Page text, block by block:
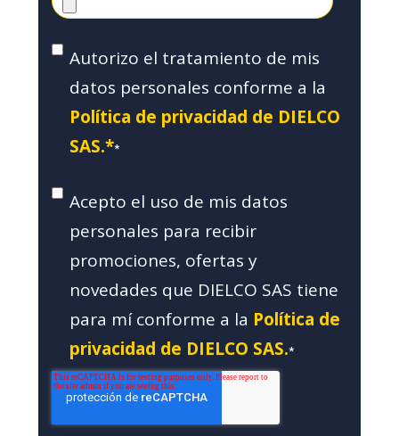
Autorizo el tratamiento de mis
datos personales conforme a la
Política de privacidad de DIELCO
SAS.**
Acepto el uso de mis datos
personales para recibir
promociones, ofertas y
novedades que DIELCO SAS tiene
para mí conforme a la Política de
privacidad de DIELCO SAS.*